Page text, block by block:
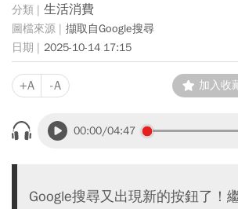
生活消費
擷取自Google搜尋
2025-10-14 17:15
+A -A 加入收
00:00/04:47
Google搜尋又出現新的按鈕了！